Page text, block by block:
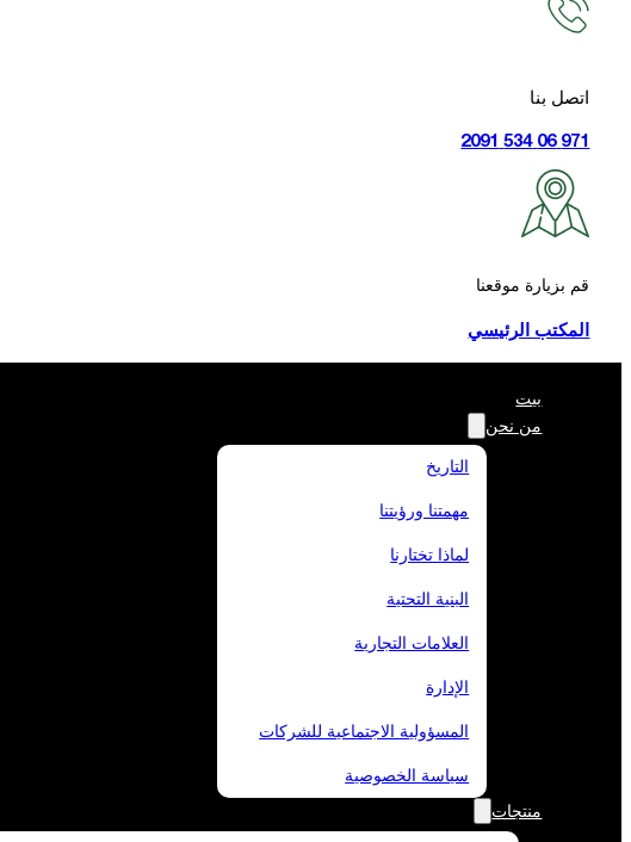
اتصل بنا
971 06 534 2091
قم بزيارة موقعنا
المكتب الرئيسي
بيت
من نحن
التاريخ
مهمتنا ورؤيتنا
لماذا تختارنا
البنية التحتية
العلامات التجارية
الإدارة
المسؤولية الاجتماعية للشركات
سياسة الخصوصية
منتجات